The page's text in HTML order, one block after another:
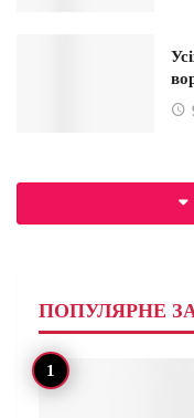
ПОПУЛЯРНЕ